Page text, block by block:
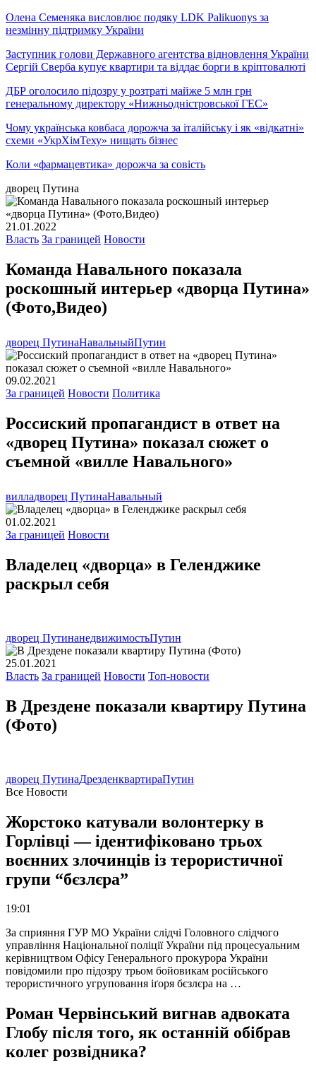
Олена Семеняка висловлює подяку LDK Palikuonys за
незмінну підтримку України
Заступник голови Державного агентства відновлення України
Сергій Сверба купує квартири та віддає борги в кріптовалюті
ДБР оголосило підозру у розтраті майже 5 млн грн
генеральному директору «Нижньодністровської ГЕС»
Чому українська ковбаса дорожча за італійську і як «відкатні»
схеми «УкрХімТеху» нищать бізнес
Коли «фармацевтика» дорожча за совість
дворец Путина
21.01.2022
Власть За границей Новости
Команда Навального показала
роскошный интерьер «дворца Путина»
(Фото,Видео)
дворец ПутинаНавальныйПутин
09.02.2021
За границей Новости Политика
Россиский пропагандист в ответ на
«дворец Путина» показал сюжет о
съемной «вилле Навального»
вилладворец ПутинаНавальный
01.02.2021
За границей Новости
Владелец «дворца» в Геленджике
раскрыл себя
дворец ПутинанедвижимостьПутин
25.01.2021
Власть За границей Новости Топ-новости
В Дрездене показали квартиру Путина
(Фото)
дворец ПутинаДрезденквартираПутин
Все Новости
Жорстоко катували волонтерку в
Горлівці — ідентифіковано трьох
воєнних злочинців із терористичної
групи “бєзлєра”
19:01
За сприяння ГУР МО України слідчі Головного слідчого
управління Національної поліції України під процесуальним
керівництвом Офісу Генерального прокурора України
повідомили про підозру трьом бойовикам російського
терористичного угруповання іґоря бєзлєра на …
Роман Червінський вигнав адвоката
Глобу після того, як останній обібрав
колег розвідника?